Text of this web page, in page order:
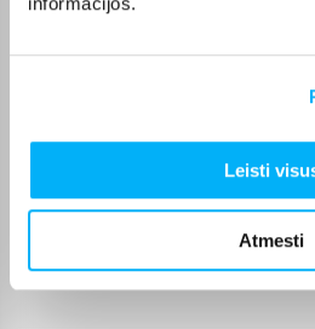
Leisti
Atmesti